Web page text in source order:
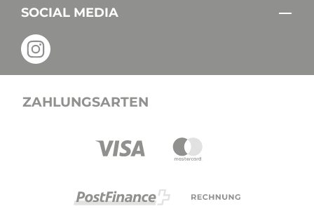
SOCIAL MEDIA
ZAHLUNGSARTEN